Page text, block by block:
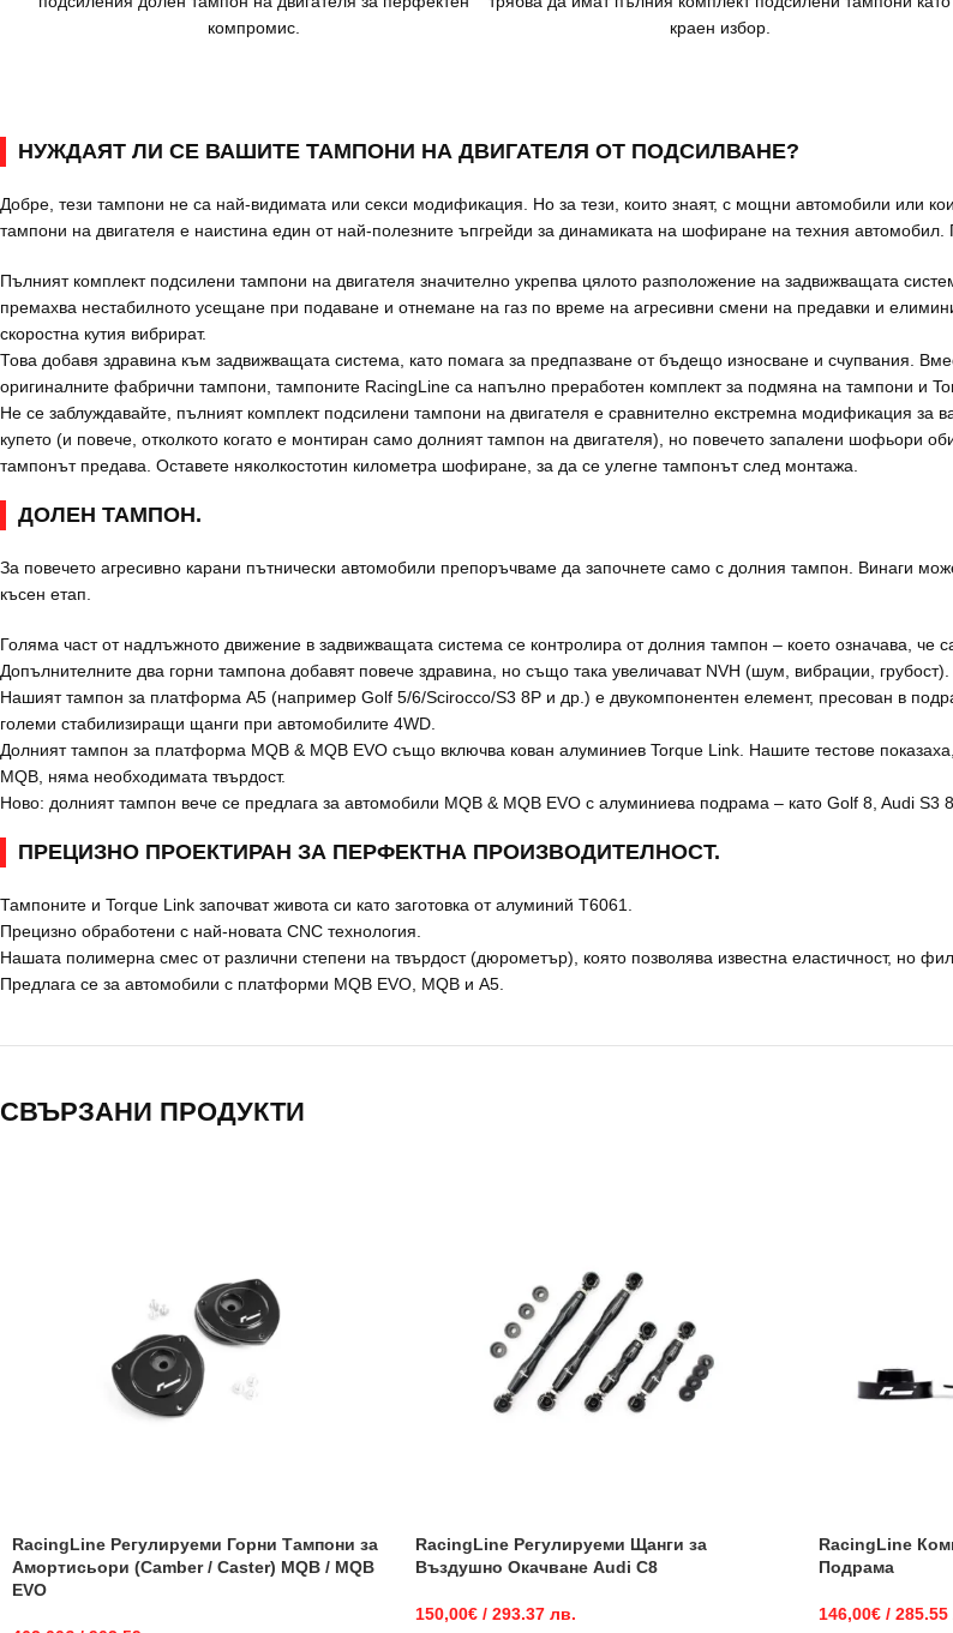
компромис.
краен избор.
НУЖДАЯТ ЛИ СЕ ВАШИТЕ ТАМПОНИ НА ДВИГАТЕЛЯ ОТ ПОДСИЛВАНЕ?
Добре, тези тампони не са най-видимата или секси модификация. Но за тези, които знаят, с мощни автомобили или
тампони на двигателя е наистина един от най-полезните ъпгрейди за динамиката на шофиране на техния автомобил.
Пълният комплект подсилени тампони на двигателя значително укрепва цялото разположение на задвижващата
премахва нестабилното усещане при подаване и отнемане на газ по време на агресивни смени на предавки и
скоростна кутия вибрират.
Това добавя здравина към задвижващата система, като помага за предпазване от бъдещо износване и счупвания.
оригиналните фабрични тампони, тампоните RacingLine са напълно преработен комплект за подмяна на тампони и
Не се заблуждавайте, пълният комплект подсилени тампони на двигателя е сравнително екстремна модификация
купето (и повече, отколкото когато е монтиран само долният тампон на двигателя), но повечето запалени шофьори
тампонът предава. Оставете няколкостотин километра шофиране, за да се улегне тампонът след монтажа.
ДОЛЕН ТАМПОН.
За повечето агресивно карани пътнически автомобили препоръчваме да започнете само с долния тампон. Винаги
късен етап.
Голяма част от надлъжното движение в задвижващата система се контролира от долния тампон – което означава,
Допълнителните два горни тампона добавят повече здравина, но също така увеличават NVH (шум, вибрации, грубост).
Нашият тампон за платформа A5 (например Golf 5/6/Scirocco/S3 8P и др.) е двукомпонентен елемент, пресован в
големи стабилизиращи щанги при автомобилите 4WD.
Долният тампон за платформа MQB & MQB EVO също включва кован алуминиев Torque Link. Нашите тестове
MQB, няма необходимата твърдост.
Ново: долният тампон вече се предлага за автомобили MQB & MQB EVO с алуминиева подрама – като Golf 8, Audi S3
ПРЕЦИЗНО ПРОЕКТИРАН ЗА ПЕРФЕКТНА ПРОИЗВОДИТЕЛНОСТ.
Тампоните и Torque Link започват живота си като заготовка от алуминий T6061.
Прецизно обработени с най-новата CNC технология.
Нашата полимерна смес от различни степени на твърдост (дюрометър), която позволява известна еластичност, но
Предлага се за автомобили с платформи MQB EVO, MQB и A5.
СВЪРЗАНИ ПРОДУКТИ
RacingLine Регулируеми Горни Тампони за
Амортисьори (Camber / Caster) MQB / MQB
EVO
RacingLine Регулируеми Щанги за
Въздушно Окачване Audi C8
150,00€ / 293.37 лв.
RacingLine
Подрама
146,00€ / 285.55